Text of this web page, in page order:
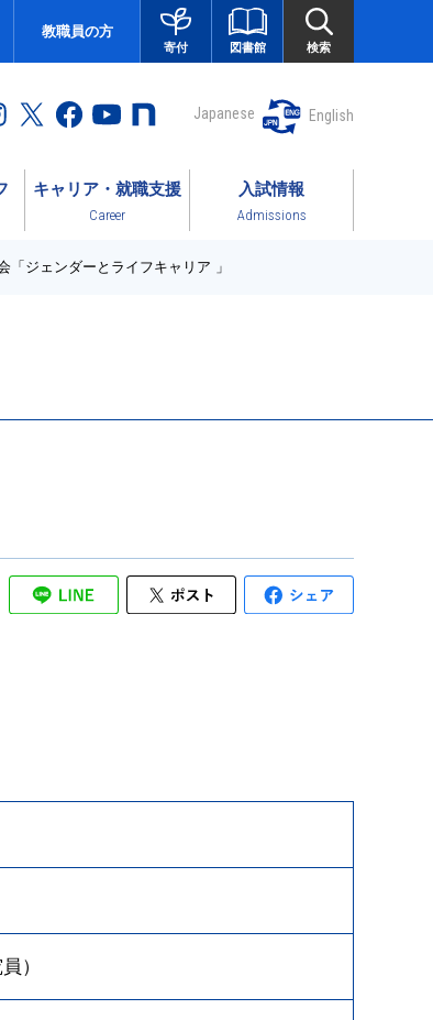
教職員の方
寄付 図書館 検索
Japanese English
キャリア・就職支援
Career
入試情報
Admissions
「ジェンダーとライフキャリア 」
）